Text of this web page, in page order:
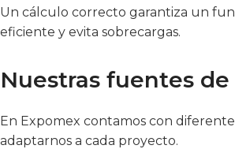
Un cálculo correcto garantiza un
eficiente y evita sobrecargas.
Nuestras fuentes
En Expomex contamos con
adaptarnos a cada proyecto.